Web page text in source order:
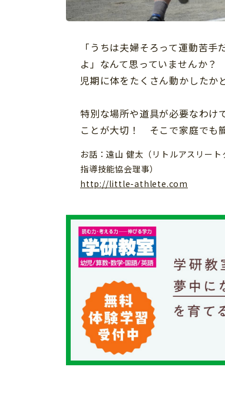
運動・あそび・ゲーム
「こそだてまっぷ」とは
サイトのご利⽤にあたって
「うちは夫婦そろって運動苦
よ」なんて思っていませんか
児期に体をたくさん動かしたか
特別な場所や道具が必要なわけ
ことが大切！ そこで家庭でも
お話：遠山 健太（リトルアスリー
指導技能協会理事）
http://little-athlete.com